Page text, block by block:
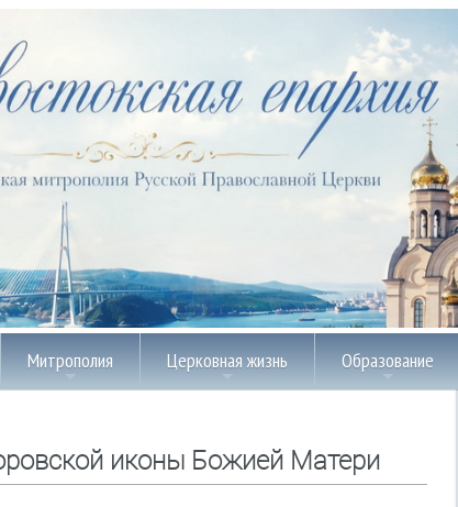
Митрополия Церковная жизнь Образование
иконы Божией Матери